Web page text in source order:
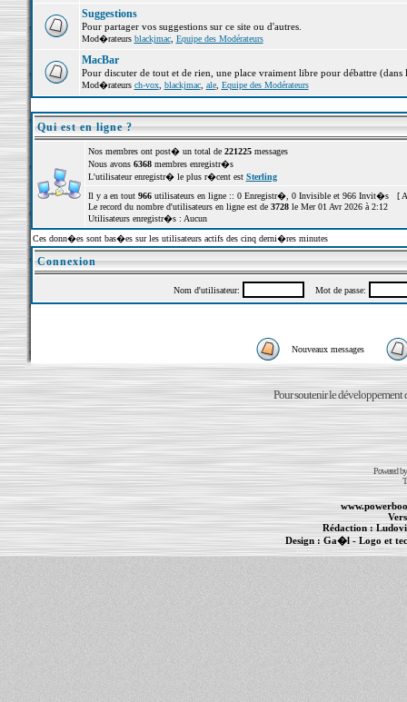
Suggestions
Pour partager vos suggestions sur ce site ou d'autres.
Mod�rateurs blackjmac, Equipe des Modérateurs
MacBar
Pour discuter de tout et de rien, une place vraiment libre pour débattre (dans
Mod�rateurs ch-vox, blackjmac, ale, Equipe des Modérateurs
Qui est en ligne ?
Nos membres ont post� un total de 221225messages
Nous avons 6368membres enregistr�s
L'utilisateur enregistr� le plus r�cent est Sterling
Il y a en tout 966utilisateurs en ligne :: 0 Enregistr�, 0 Invisible et 966 Invit�s [
Le record du nombre d'utilisateurs en ligne est de 3728le Mer 01 Avr 2026 à 2:12
Utilisateurs enregistr�s : Aucun
Ces donn�es sont bas�es sur les utilisateurs actifs des cinq derni�res minutes
Connexion
Nom d'utilisateur: Mot de passe:
Nouveaux messages
Pour soutenir le développement
Powered
Rédaction :
Design : Ga�l- Logo et